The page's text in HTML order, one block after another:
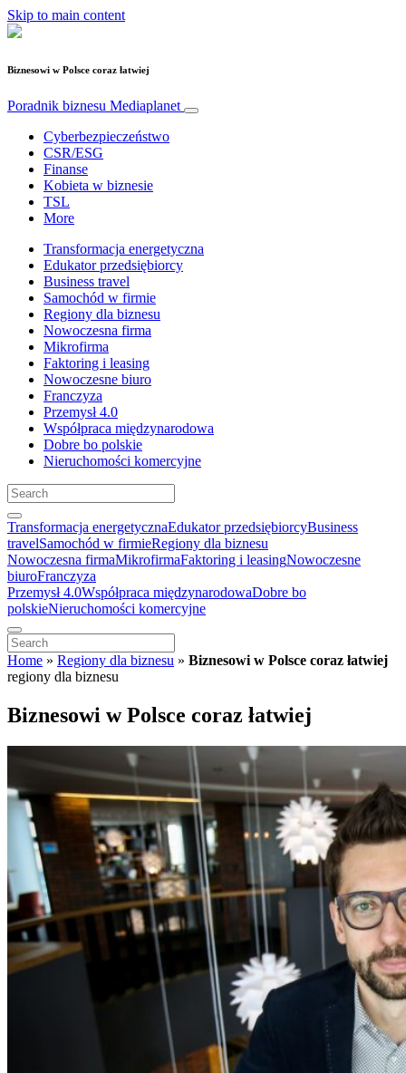
Skip to main content
Biznesowi w Polsce coraz łatwiej
Poradnik biznesu Mediaplanet
Cyberbezpieczeństwo
CSR/ESG
Finanse
Kobieta w biznesie
TSL
More
Transformacja energetyczna
Edukator przedsiębiorcy
Business travel
Samochód w firmie
Regiony dla biznesu
Nowoczesna firma
Mikrofirma
Faktoring i leasing
Nowoczesne biuro
Franczyza
Przemysł 4.0
Współpraca międzynarodowa
Dobre bo polskie
Nieruchomości komercyjne
Transformacja energetycznaEdukator przedsiębiorcyBusiness
travelSamochód w firmieRegiony dla biznesu
Nowoczesna firmaMikrofirmaFaktoring i leasingNowoczesne
biuroFranczyza
Przemysł 4.0Współpraca międzynarodowaDobre bo
polskieNieruchomości komercyjne
Home » Regiony dla biznesu » Biznesowi w Polsce coraz łatwiej
regiony dla biznesu
Biznesowi w Polsce coraz łatwiej